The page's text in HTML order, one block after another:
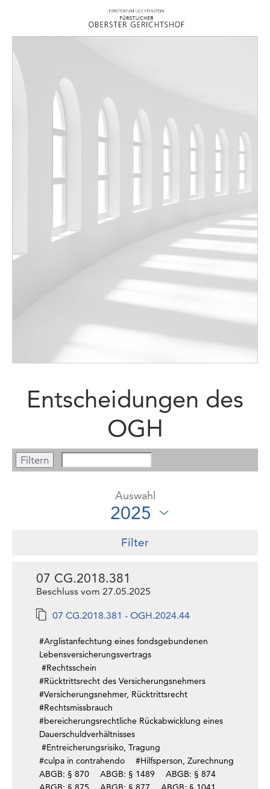
Entscheidungen des
OGH
Auswahl
Filter
07 CG.2018.381
Beschluss vom 27.05.2025
07 CG.2018.381 - OGH.2024.44
#Arglistanfechtung eines fondsgebundenen
Lebensversicherungsvertrags
#Rechtsschein
#Rücktrittsrecht des Versicherungsnehmers
#Versicherungsnehmer, Rücktrittsrecht
#Rechtsmissbrauch
#bereicherungsrechtliche Rückabwicklung eines
Dauerschuldverhältnisses
#Entreicherungsrisiko, Tragung
#culpa in contrahendo
#Hilfsperson, Zurechnung
ABGB: § 870
ABGB: § 1489
ABGB: § 874